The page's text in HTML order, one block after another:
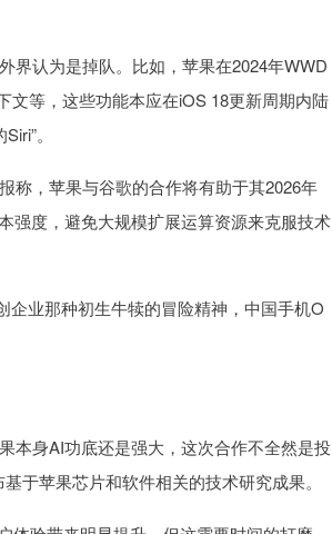
认为是掉队。比如，苹果在2024年WWD
文等，这些功能本应在iOS 18更新周期内陆
。
，苹果与谷歌的合作将有助于其2026年
强度，避免大规模扩展运算资源来克服技术
业那种初生牛犊的冒险精神，中国手机O
本身AI功底还是强大，这次合作不全然是投
于苹果芯片和软件相关的技术研究成果。